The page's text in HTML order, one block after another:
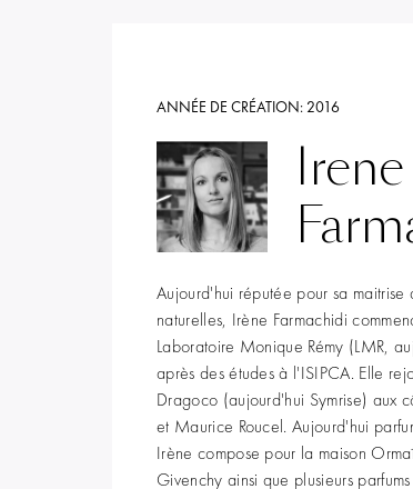
ANNÉE DE CRÉATION: 2016
Irene
Aujourd'hui réputée pour sa maitrise
naturelles, Irène Farmachidi
Laboratoire Monique Rémy (LMR,
après des études à l'ISIPCA. Elle
Dragoco (aujourd'hui Symrise) aux
et Maurice Roucel. Aujourd'hui
Irène compose pour la maison
Givenchy ainsi que plusieurs